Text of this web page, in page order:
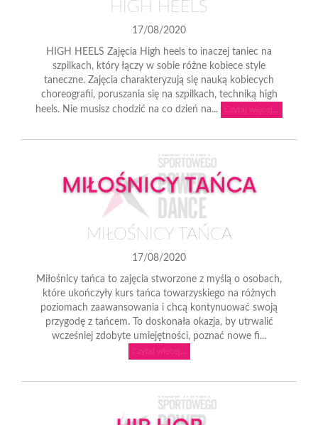
HIGH HEELS
17/08/2020
HIGH HEELS Zajęcia High heels to inaczej taniec na
szpilkach, który łączy w sobie różne kobiece style
taneczne. Zajęcia charakteryzują się nauką kobiecych
choreografii, poruszania się na szpilkach, techniką high
heels. Nie musisz chodzić na co dzień na...
Czytaj więcej...
MIŁOŚNICY TAŃCA
17/08/2020
Miłośnicy tańca to zajęcia stworzone z myślą o osobach,
które ukończyły kurs tańca towarzyskiego na różnych
poziomach zaawansowania i chcą kontynuować swoją
przygodę z tańcem. To doskonała okazja, by utrwalić
wcześniej zdobyte umiejętności, poznać nowe fi...
Czytaj więcej...